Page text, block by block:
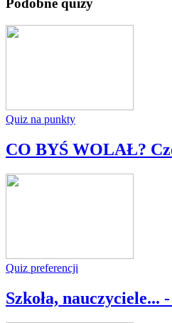
Podobne quizy
Quiz na punkty
CO BYŚ WOLAŁ?
Quiz preferencji
Szkoła,